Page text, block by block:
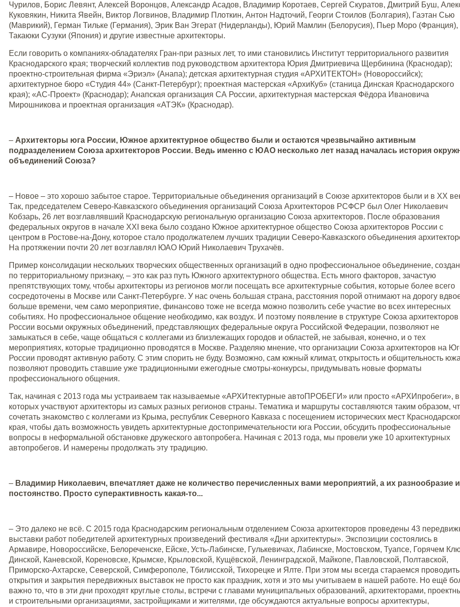
Чурилов, Борис Левянт, Алексей Воронцов, Александр Асадов, Владимир Коротаев, Сергей Скуратов, Дмитрий Буш,
Куковякин, Никита Явейн, Виктор Логвинов, Владимир Плоткин, Антон Надточий, Георги Стоилов (Болгария), Гаэтан Сью
(Маврикий), Герман Тильке (Германия), Эрик Ван Эгерат (Нидерланды), Юрий Мамлин (Белорусия), Пьер Моро (Франция),
Такаюки Сузуки (Япония) и другие известные архитекторы.
Если говорить о компаниях-обладателях Гран-при разных лет, то ими становились Институт территориального развития
Краснодарского края; творческий коллектив под руководством архитектора Юрия Дмитриевича Щербинина (Краснодар);
проектно-строительная фирма «Эриэл» (Анапа); детская архитектурная студия «АРХИТЕКТОН» (Новороссийск);
архитектурное бюро «Студия 44» (Санкт-Петербург); проектная мастерская «АрхиКуб» (станица Динская Краснодарского
края); «АС-Проект» (Краснодар); Анапская организация СА России, архитектурная мастерская Фёдора Ивановича
Мирошникова и проектная организация «АТЭК» (Краснодар).
– Архитекторы юга России, Южное архитектурное общество были и остаются чрезвычайно активным
подразделением Союза архитекторов России. Ведь именно с ЮАО несколько лет назад началась история
объединений Союза?
– Новое – это хорошо забытое старое. Территориальные объединения организаций в Союзе архитекторов были и в XX
Так, председателем Северо-Кавказского объединения организаций Союза Архитекторов РСФСР был Олег Николаевич
Кобзарь, 26 лет возглавлявший Краснодарскую региональную организацию Союза архитекторов. После образования
федеральных округов в начале XXI века было создано Южное архитектурное общество Союза архитекторов России с
центром в Ростове-на-Дону, которое стало продолжателем лучших традиции Северо-Кавказского объединения
На протяжении почти 20 лет возглавлял ЮАО Юрий Николаевич Трухачёв.
Пример консолидации нескольких творческих общественных организаций в одно профессиональное объединение,
по территориальному признаку, – это как раз путь Южного архитектурного общества. Есть много факторов, зачастую
препятствующих тому, чтобы архитекторы из регионов могли посещать все архитектурные события, которые более всего
сосредоточены в Москве или Санкт-Петербурге. У нас очень большая страна, расстояния порой отнимают на дорогу
больше времени, чем само мероприятие, финансово тоже не всегда можно позволить себе участие во всех интересных
событиях. Но профессиональное общение необходимо, как воздух. И поэтому появление в структуре Союза архитекторов
России восьми окружных объединений, представляющих федеральные округа Российской Федерации, позволяют не
замыкаться в себе, чаще общаться с коллегами из близлежащих городов и областей, не забывая, конечно, и о тех
мероприятиях, которые традиционно проводятся в Москве. Разделяю мнение, что организации Союза архитекторов на
России проводят активную работу. С этим спорить не буду. Возможно, сам южный климат, открытость и общительность
позволяют проводить ставшие уже традиционными ежегодные смотры-конкурсы, придумывать новые форматы
профессионального общения.
Так, начиная с 2013 года мы устраиваем так называемые «АРХИтектурные автоПРОБЕГИ» или просто «АРХИпробеги», в
которых участвуют архитекторы из самых разных регионов страны. Тематика и маршруты составляются таким образом,
сочетать знакомство с коллегами из Крыма, республик Северного Кавказа с посещением исторических мест
края, чтобы дать возможность увидеть архитектурные достопримечательности юга России, обсудить профессиональные
вопросы в неформальной обстановке дружеского автопробега. Начиная с 2013 года, мы провели уже 10 архитектурных
автопробегов. И намерены продолжать эту традицию.
– Владимир Николаевич, впечатляет даже не количество перечисленных вами мероприятий, а их разнообразие и
постоянство. Просто суперактивность какая-то...
– Это далеко не всё. С 2015 года Краснодарским региональным отделением Союза архитекторов проведены 43
выставки работ победителей архитектурных произведений фестиваля «Дни архитектуры». Экспозиции состоялись в
Армавире, Новороссийске, Белореченске, Ейске, Усть-Лабинске, Гулькевичах, Лабинске, Мостовском, Туапсе, Горячем
Динской, Каневской, Кореновске, Крымске, Крыловской, Кущёвской, Ленинградской, Майкопе, Павловской, Полтавской,
Приморско-Ахтарске, Северской, Симферополе, Тбилисской, Тихорецке и Ялте. При этом мы всегда стараемся проводить
открытия и закрытия передвижных выставок не просто как праздник, хотя и это мы учитываем в нашей работе. Но ещё
важно то, что в эти дни проходят круглые столы, встречи с главами муниципальных образований, архитекторами,
и строительными организациями, застройщиками и жителями, где обсуждаются актуальные вопросы архитектуры,